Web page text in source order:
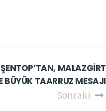
MALAZGİRT
BÜYÜK TAARRUZ MESAJI
Sonraki